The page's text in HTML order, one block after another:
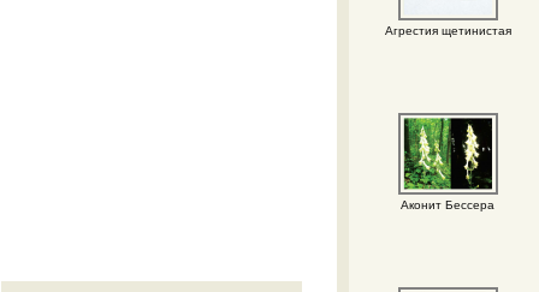
Агрестия щетинистая
Аконит Бессера